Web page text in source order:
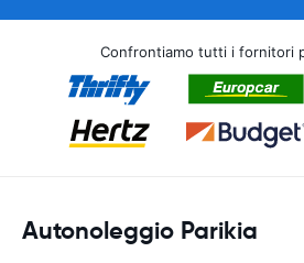
Confrontiamo tutti i fornitori
Autonoleggio Parikia